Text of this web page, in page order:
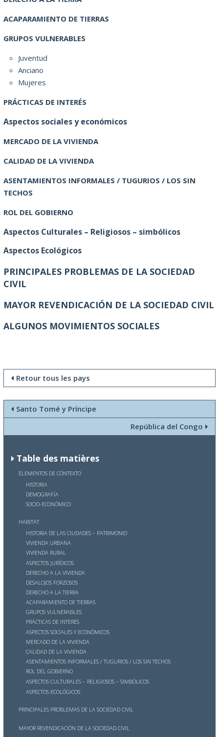
ACAPARAMIENTO DE TIERRAS
GRUPOS VULNERABLES
Juventud
Anciano
Mujeres
PRÁCTICAS DE INTERÉS
Aspectos sociales y económicos
MERCADO DE LA VIVIENDA
CALIDAD DE LA VIVIENDA
ASENTAMIENTOS INFORMALES / TUGURIOS / LOS SIN
TECHOS
ROL DEL GOBIERNO
Aspectos Culturales – Religiosos – simbólicos
Aspectos Ecológicos
PRINCIPALES PROBLEMAS DE LA SOCIEDAD
CIVIL
MAYOR REVENDICACIÓN DE LA SOCIEDAD CIVIL
ALGUNOS MOVIMIENTOS SOCIALES
Retour tous les pays
Santo Tomé y Príncipe
República del Congo
Table des matières
ELEMENTOS DE CONTEXTO
HISTORIA
DEMOGRAFÍA
SOCIO-ECONÓMICO
HABITAT
HISTORIA DE LAS CIUDADES – PATRIMONIO
VIVIENDA URBANA
VIVIENDA RURAL
ASPECTOS JURÍDICOS
DERECHO A LA VIVIENDA
DESALOJOS FORZOSOS
DERECHO A LA TIERRA
ACAPARAMIENTO DE TIERRAS
GRUPOS VULNERABLES
PRÁCTICAS DE INTERÉS
ASPECTOS SOCIALES Y ECONÓMICOS
MERCADO DE LA VIVIENDA
CALIDAD DE LA VIVIENDA
ASENTAMIENTOS INFORMALES / TUGURIOS / LOS SIN TECHOS
ROL DEL GOBIERNO
ASPECTOS CULTURALES – RELIGIOSOS – SIMBÓLICOS
ASPECTOS ECOLÓGICOS
PRINCIPALES PROBLEMAS DE LA SOCIEDAD CIVIL
MAYOR REVENDICACIÓN DE LA SOCIEDAD CIVIL